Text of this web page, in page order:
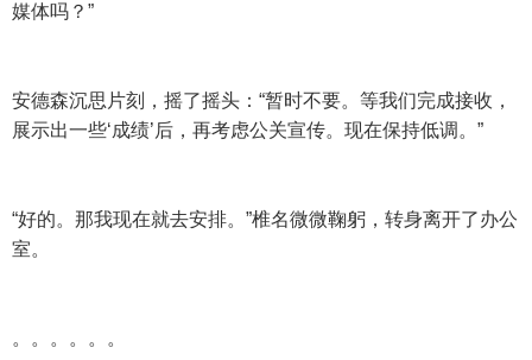
媒体吗？”
安德森沉思片刻，摇了摇头：“暂时不要。等我们完成接收，
展示出一些‘成绩’后，再考虑公关宣传。现在保持低调。”
“好的。那我现在就去安排。”椎名微微鞠躬，转身离开了办公
室。
。。。。。。